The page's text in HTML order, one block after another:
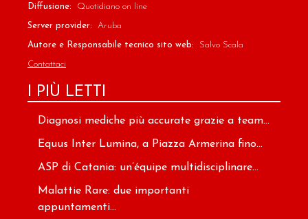
Diffusione: Quotidiano on line
Server provider: Aruba
Autore e Responsabile tecnico sito web: Salvo Scala
Contattaci
I PIÙ LETTI
Diagnosi mediche più accurate grazie a team...
Equus Inter Lumina, a Piazza Armerina fino...
ASP di Catania: un’équipe multidisciplinare...
Malattie Rare: due importanti
appuntamenti...